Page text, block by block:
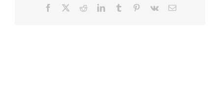
Facebook RedditLinkedInTumblr Pinterest
Vk
Correo